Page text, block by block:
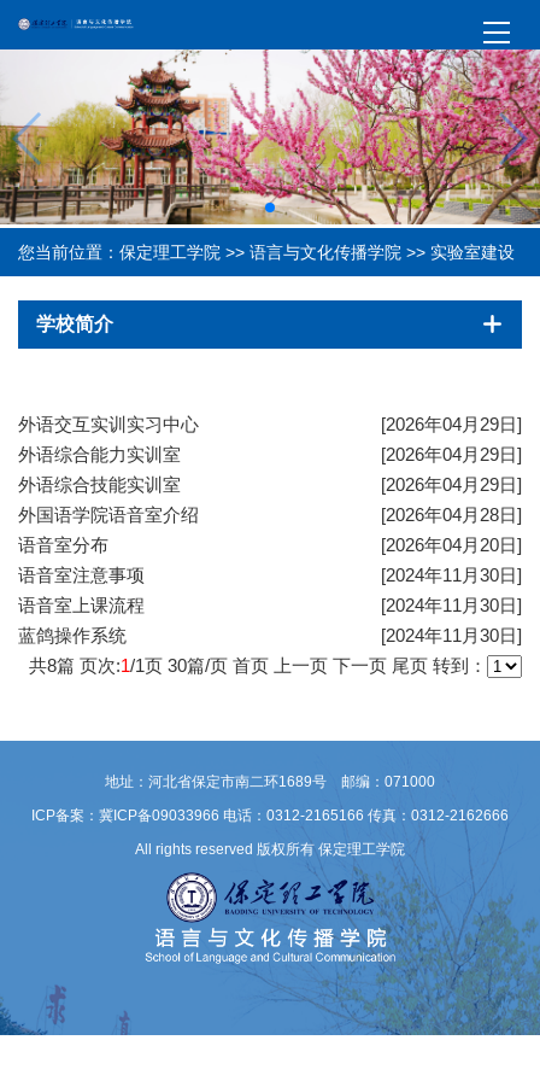
您当前位置： 保定理工学院 >> 语言与文化传播学院 >> 实验室建设
学校简介
外语交互实训实习中心
[2026年04月29日]
外语综合能力实训室
[2026年04月29日]
外语综合技能实训室
[2026年04月29日]
外国语学院语音室介绍
[2026年04月28日]
语音室分布
[2026年04月20日]
语音室注意事项
[2024年11月30日]
语音室上课流程
[2024年11月30日]
蓝鸽操作系统
[2024年11月30日]
共8篇 页次:1/1页 30篇/页 首页 上一页 下一页 尾页 转到：
地址：河北省保定市南二环1689号 邮编：071000
ICP备案：冀ICP备09033966 电话：0312-2165166 传真：0312-2162666
All rights reserved 版权所有 保定理工学院